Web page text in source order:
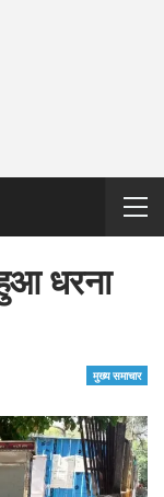
धरना
मुख्य समाचार